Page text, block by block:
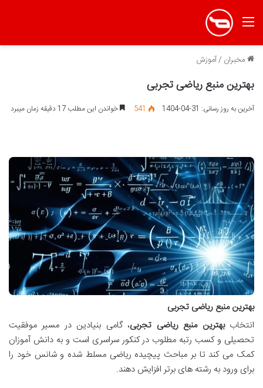
منو
مخبران /آموزش
بهترین منبع ریاضی تجربی
آخرین به روز رسانی: 31-04-1404 541 خواندن این مطلب 17 دقیقه زمان میبرد
بهترین منبع ریاضی تجربی
انتخاببهترین منبع ریاضی تجربی، گامی بنیادین در مسیر موفقیت
تحصیلی و کسب رتبه مطلوب در کنکور سراسری است و به دانش آموزان
کمک می کند تا بر مباحث پیچیده ریاضی مسلط شده و شانس خود را
برای ورود به رشته های برتر افزایش دهند.